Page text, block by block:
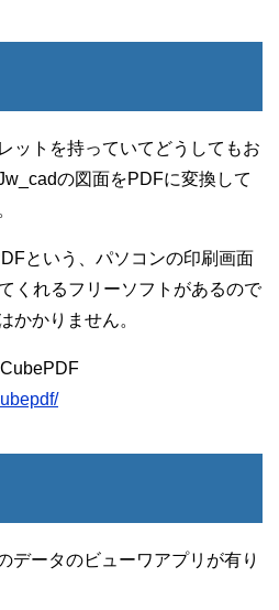
ットを持っていてどうしてもお
の図面をPDFに変換して
という、パソコンの印刷画面
くれるフリーソフトがあるので
かかりません。
データのビューワアプリが有り